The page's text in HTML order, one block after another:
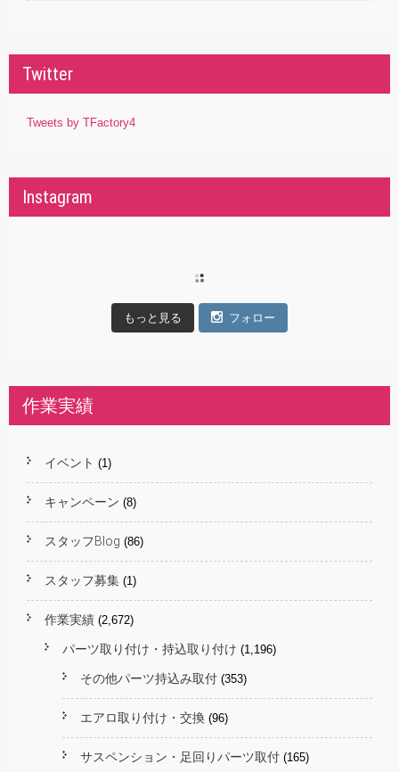
Twitter
Tweets by TFactory4
Instagram
もっと見る フォロー
作業実績
イベント (1)
キャンペーン (8)
スタッフBlog (86)
スタッフ募集 (1)
作業実績 (2,672)
パーツ取り付け・持込取り付け (1,196)
その他パーツ持込み取付 (353)
エアロ取り付け・交換 (96)
サスペンション・足回りパーツ取付 (165)